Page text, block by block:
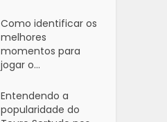
Como identificar os
melhores
momentos para
jogar o...
Entendendo a
popularidade do